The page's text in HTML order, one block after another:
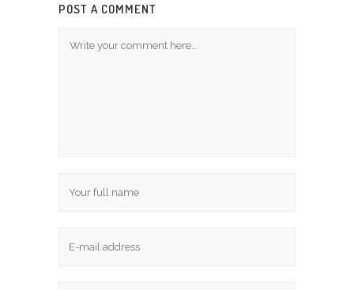
POST A COMMENT